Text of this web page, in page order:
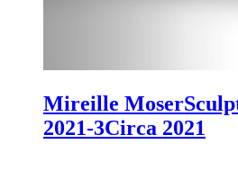
Mireille Moser
2021-3Circa 2021